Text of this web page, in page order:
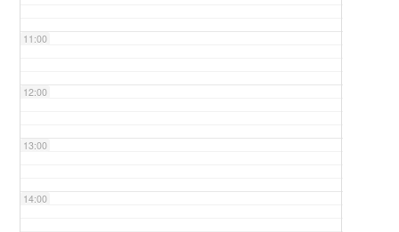
11:00
12:00
13:00
14:00